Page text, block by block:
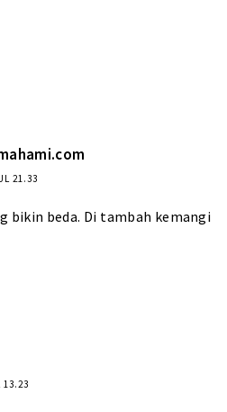
21.33
bikin beda. Di tambah kemangi
13.23